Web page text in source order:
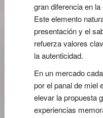
gran diferencia en
Este elemento
presentación y el
refuerza valores
la autenticidad.
En un mercado
por el panal de miel
elevar la propuesta
experiencias